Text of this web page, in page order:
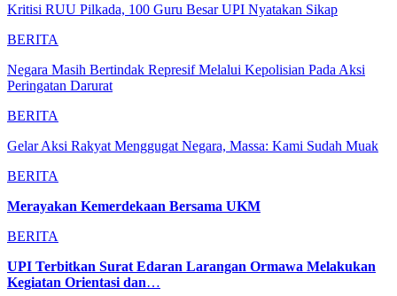
Kritisi RUU Pilkada, 100 Guru Besar UPI Nyatakan Sikap
BERITA
Negara Masih Bertindak Represif Melalui Kepolisian Pada Aksi
Peringatan Darurat
BERITA
Gelar Aksi Rakyat Menggugat Negara, Massa: Kami Sudah Muak
BERITA
Merayakan Kemerdekaan Bersama UKM
BERITA
UPI Terbitkan Surat Edaran Larangan Ormawa Melakukan
Kegiatan Orientasi dan…